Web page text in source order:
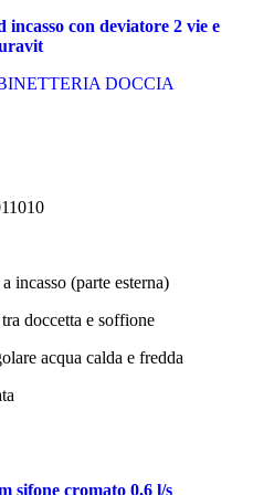
con deviatore 2 vie e
DOCCIA
incasso (parte esterna)
doccetta e soffione
acqua calda e fredda
sifone cromato 0,6 l/s